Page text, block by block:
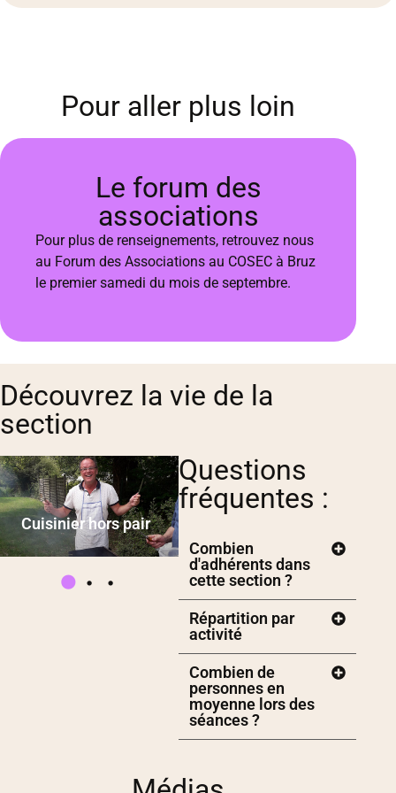
Pour aller plus loin
Le forum des
associations
Pour plus de renseignements, retrouvez nous
au Forum des Associations au COSEC à Bruz
le premier samedi du mois de septembre.
Découvrez la vie de la
section
hors pair
Création du terrain
de pétanque
ça transpire...
Repas de
Questions
fréquentes :
Combien
d'adhérents dans
cette section ?
Répartition par
activité
Combien de
personnes en
moyenne lors des
séances ?